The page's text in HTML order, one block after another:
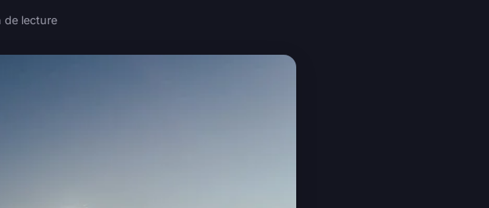
de lecture